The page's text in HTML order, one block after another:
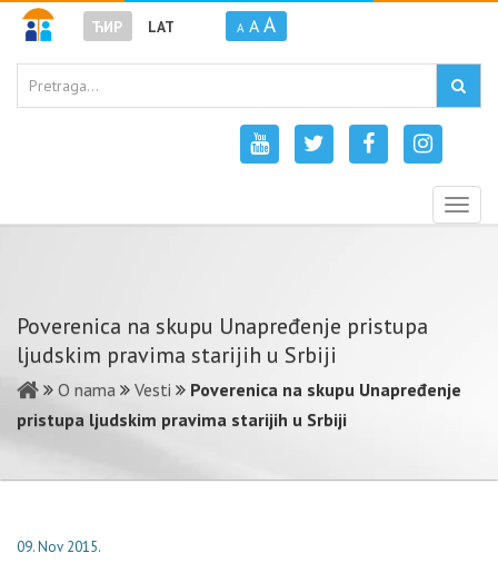
ЋИР LAT A A A
Poverenica na skupu Unapređenje pristupa
ljudskim pravima starijih u Srbiji
O nama Vesti
Poverenica na skupu Unapređenje
pristupa ljudskim pravima starijih u Srbiji
09. Nov 2015.